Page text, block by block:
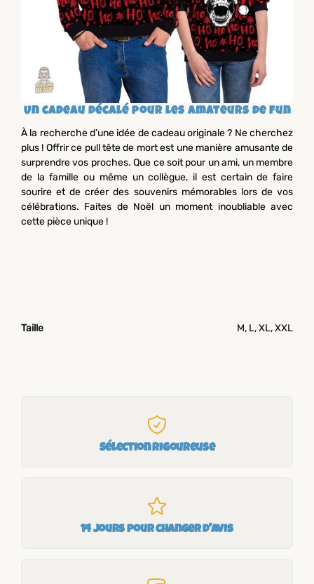
Un cadeau décalé pour les amateurs de fun
À la recherche d’une idée de cadeau originale ? Ne cherchez
plus ! Offrir ce pull tête de mort est une manière amusante de
surprendre vos proches. Que ce soit pour un ami, un membre
de la famille ou même un collègue, il est certain de faire
sourire et de créer des souvenirs mémorables lors de vos
célébrations. Faites de Noël un moment inoubliable avec
cette pièce unique !
Taille M, L, XL, XXL
Sélection rigoureuse
14 jours pour changer d'avis